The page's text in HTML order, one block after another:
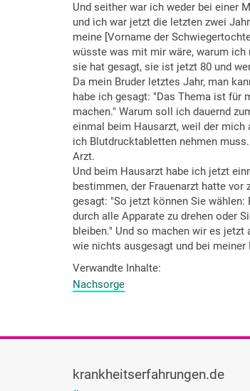
Und seither war ich weder bei einer
und ich war jetzt die letzten zwei
meine [Vorname der
wüsste was mit mir wäre, warum
sie hat gesagt, sie ist jetzt 80 und
Da mein Bruder letztes Jahr, man
habe ich gesagt: "Das Thema ist für
machen." Warum soll ich dauernd
einmal beim Hausarzt, weil der mich
ich Blutdrucktabletten nehmen
Arzt.
Und beim Hausarzt habe ich jetzt
bestimmen, der Frauenarzt hatte vor
gesagt: "So jetzt können Sie wählen:
durch alle Apparate zu drehen oder
bleiben." Und so machen wir es jetzt
wie nichts ausgesagt und bei
Verwandte Inhalte
Nachsorge
krankheitserfahrungen.de